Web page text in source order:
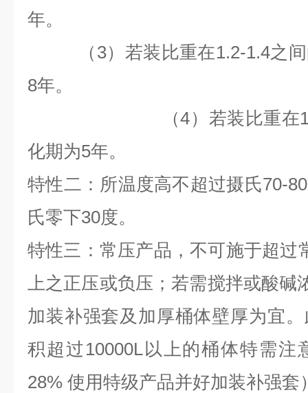
年。
（3）若装比重在1.2-1.4之间
8年。
（4）若装比重在1.4以
化期为5年。
特性二：所温度高不超过摄氏70-
氏零下30度。
特性三：常压产品，不可施于超过
上之正压或负压；若需搅拌或酸碱
加装补强套及加厚桶体壁厚为宜
积超过10000L以上的桶体特需注
28% 使用特级产品并好加装补强套